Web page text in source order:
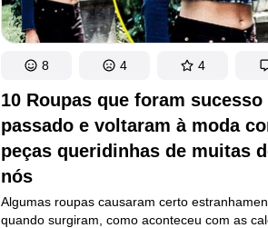
10 Roupas que foram sucesso
passado e voltaram à moda
peças queridinhas de muitas
nós
Algumas roupas causaram certo
quando surgiram, como aconteceu com as
8 4 4